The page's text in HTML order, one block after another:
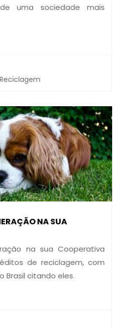
uma sociedade mais
Reciclagem
NA SUA
na sua Cooperativa
de reciclagem, com
citando eles.